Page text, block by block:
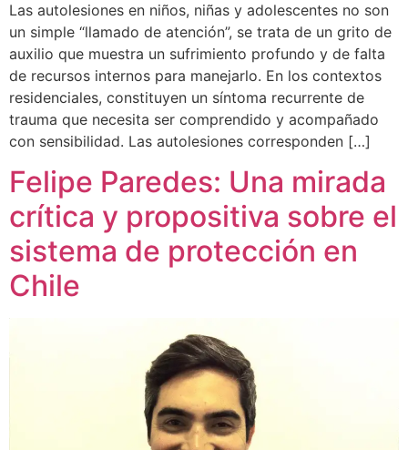
Las autolesiones en niños, niñas y adolescentes no son
un simple “llamado de atención”, se trata de un grito de
auxilio que muestra un sufrimiento profundo y de falta
de recursos internos para manejarlo. En los contextos
residenciales, constituyen un síntoma recurrente de
trauma que necesita ser comprendido y acompañado
con sensibilidad. Las autolesiones corresponden […]
Felipe Paredes: Una mirada
crítica y propositiva sobre el
sistema de protección en
Chile